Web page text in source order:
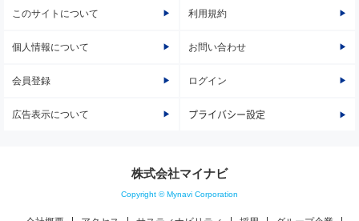
このサイトについて 利用規約
個人情報について お問い合わせ
会員登録 ログイン
広告表示について プライバシー設定
株式会社マイナビ
Copyright © Mynavi Corporation